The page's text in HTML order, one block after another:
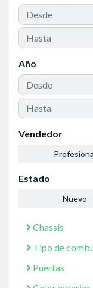
Año
Vendedor
Estado
Nuevo
Chassis
Tipo de
Puertas